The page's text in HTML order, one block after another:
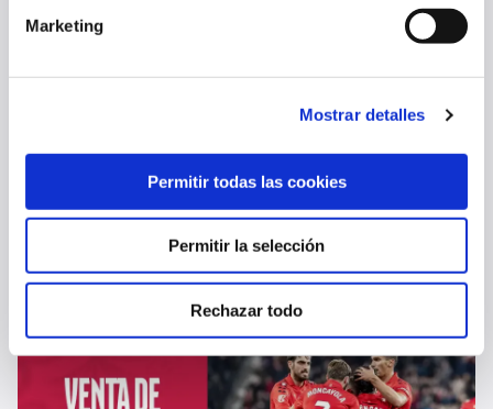
Marketing
Mostrar detalles
Permitir todas las cookies
Permitir la selección
Rechazar todo
EL LUNES SE ABRE LA VENTA ONLINE DE ENTRADAS PARA EL
PRIMER EQUIPO 07 ago. 2026